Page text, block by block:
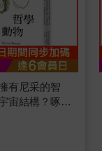
有尼采的智
宙結構？啄木
？31則經典理